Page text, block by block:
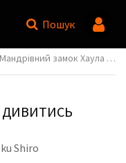
Пошук
замок Хаула / Howl's Moving Castle / Hauru no Ugoku Shiro
ДИВИТИСЬ
Shiro